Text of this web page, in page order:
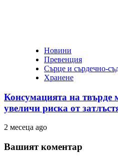
Новини
Превенция
Сърце и сърдечно-
Хранене
Консумацията на твърде
увеличи риска от
2 месеца ago
Вашият коментар